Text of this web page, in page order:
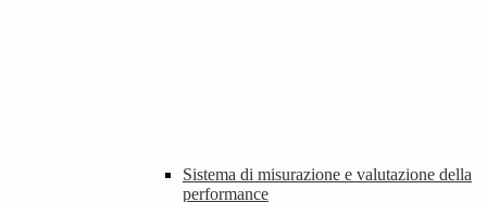
Sistema di misurazione e valutazione della
performance